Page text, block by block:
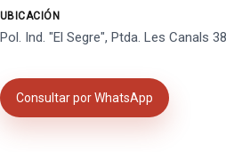
UBICACIÓN
Pol. Ind. "El Segre", Ptda. Les Canals
Consultar por WhatsApp